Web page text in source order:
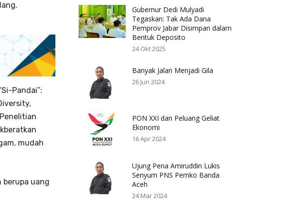
Pandai”:
mudah
uang
Gubernur Dedi Mulyadi
Tegaskan: Tak Ada Dana
Pemprov Jabar Disimpan dalam
Bentuk Deposito
24 Okt 2025
Banyak Jalan Menjadi Gila
26 Jun 2024
PON XXI dan Peluang Geliat
Ekonomi
16 Apr 2024
Ujung Pena Amiruddin Lukis
Senyum PNS Pemko Banda
Aceh
24 Mar 2024